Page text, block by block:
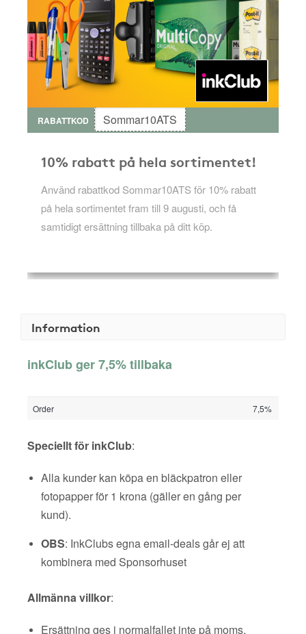
RABATTKOD Sommar10ATS
10% rabatt på hela sortimentet!
Använd rabattkod Sommar10ATS för 10% rabatt
på hela sortimentet fram till 9 augusti, och få
samtidigt ersättning tillbaka på ditt köp.
Information
inkClub ger 7,5% tillbaka
Order 7,5%
Speciellt för inkClub:
Alla kunder kan köpa en bläckpatron eller
fotopapper för 1 krona (gäller en gång per
kund).
OBS: InkClubs egna email-deals går ej att
kombinera med Sponsorhuset
Allmänna villkor:
Ersättning ges i normalfallet inte på moms,